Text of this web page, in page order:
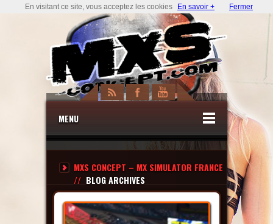
MENU
MXS CONCEPT – MX SIMULATOR FRANCE
// BLOG ARCHIVES
En visitant ce site, vous acceptez les cookies En savoir + Fermer